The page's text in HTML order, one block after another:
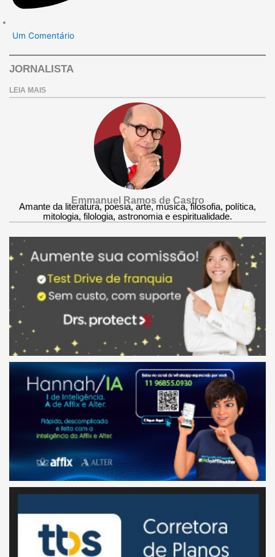
Um Comentário
JORNALISTA
LEIA MAIS
Emmanuel Ramos de Castro
Amante da literatura, poesia, arte, música, filosofia, política,
mitologia, filologia, astronomia e espiritualidade.